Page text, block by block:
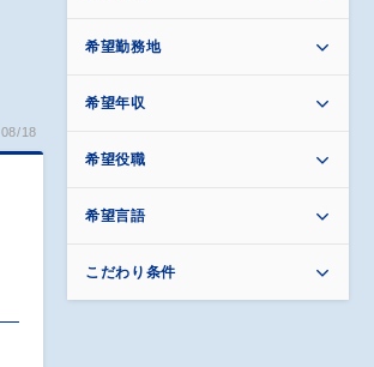
18
希望勤務地
希望年収
希望役職
希望言語
こだわり条件